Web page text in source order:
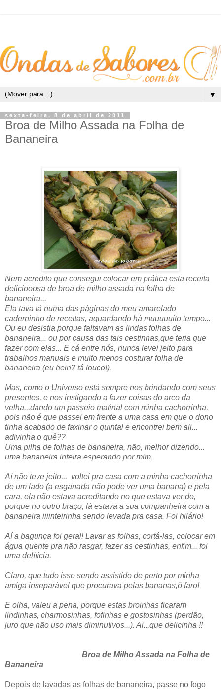
▼
sexta-feira, 8 de abril de 2011
Broa de Milho Assada na Folha de
Bananeira
Nem acredito que consegui colocar em prática esta receita
deliciooosa de broa de milho assada na folha de
bananeira...
Ela tava lá numa das páginas do meu amarelado
caderninho de receitas, aguardando há muuuuuito tempo...
Ou eu desistia porque faltavam as lindas folhas de
bananeira... ou por causa das tais cestinhas,que teria que
fazer com elas... E cá entre nós, nunca levei jeito para
trabalhos manuais e muito menos costurar folha de
bananeira (eu hein? tá louco!).
Mas, como o Universo está sempre nos brindando com seus
presentes, e nos instigando a fazer coisas do arco da
velha...dando um passeio matinal com minha cachorrinha,
pois não é que passei em frente a uma casa em que o dono
tinha acabado de faxinar o quintal e encontrei bem ali...
adivinha o quê??
Uma pilha de folhas de bananeira, não, melhor dizendo...
uma bananeira inteira esperando por mim.
Aí não teve jeito... voltei pra casa com a minha cachorrinha
de um lado (a esganada não pode ver uma banana) e pela
cara, ela não estava acreditando no que estava vendo,
porque no outro braço, lá estava a sua companheira com a
bananeira iiiinteirinha sendo levada pra casa. Foi hilário!
Aí a bagunça foi geral! Lavar as folhas, cortá-las, colocar em
água quente pra não rasgar, fazer as cestinhas, enfim... foi
uma delííícia.
Claro, que tudo isso sendo assistido de perto por minha
amiga inseparável que procurava pelas bananas,ô faro!
E olha, valeu a pena, porque estas broinhas ficaram
lindinhas, charmosinhas, fofinhas e gostosinhas (perdão,
juro que não uso mais diminutivos...). Ai...que delicinha !!
Broa de Milho Assada na Folha de
Bananeira
Depois de lavadas as folhas de bananeira, passe no fogo